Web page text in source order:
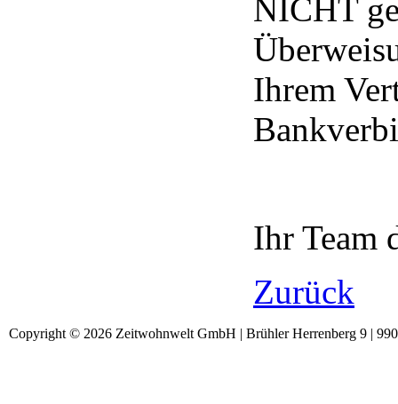
NICHT
Ihrem
Ihr Team
Zurück
Copyright © 2026 Zeitwohnwelt GmbH | Brühler Herrenberg 9 |